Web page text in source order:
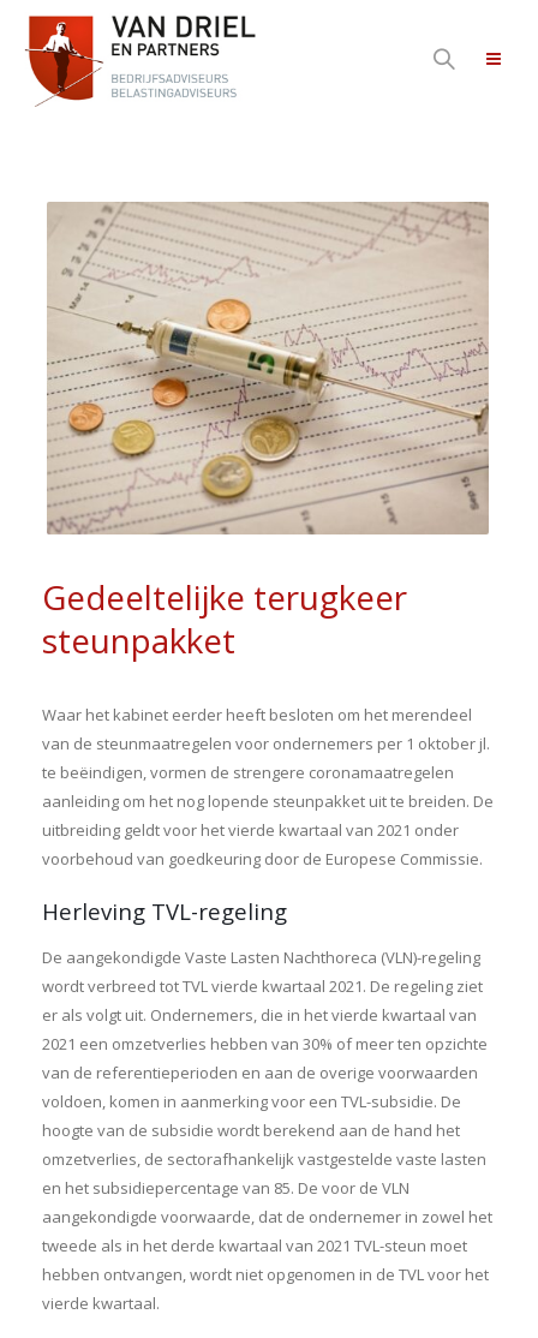
Gedeeltelijke terugkeer
steunpakket
Waar het kabinet eerder heeft besloten om het merendeel
van de steunmaatregelen voor ondernemers per 1 oktober jl.
te beëindigen, vormen de strengere coronamaatregelen
aanleiding om het nog lopende steunpakket uit te breiden. De
uitbreiding geldt voor het vierde kwartaal van 2021 onder
voorbehoud van goedkeuring door de Europese Commissie.
Herleving TVL-regeling
De aangekondigde Vaste Lasten Nachthoreca (VLN)-regeling
wordt verbreed tot TVL vierde kwartaal 2021. De regeling ziet
er als volgt uit. Ondernemers, die in het vierde kwartaal van
2021 een omzetverlies hebben van 30% of meer ten opzichte
van de referentieperioden en aan de overige voorwaarden
voldoen, komen in aanmerking voor een TVL-subsidie. De
hoogte van de subsidie wordt berekend aan de hand het
omzetverlies, de sectorafhankelijk vastgestelde vaste lasten
en het subsidiepercentage van 85. De voor de VLN
aangekondigde voorwaarde, dat de ondernemer in zowel het
tweede als in het derde kwartaal van 2021 TVL-steun moet
hebben ontvangen, wordt niet opgenomen in de TVL voor het
vierde kwartaal.